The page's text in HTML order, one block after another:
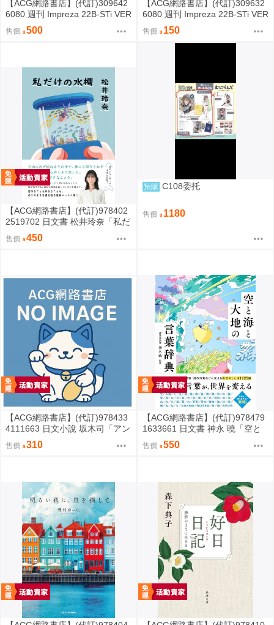
【ACG網路書店】(代訂)309642
6080 週刊 Impreza 22B-STi VER
SION をつくる (2)
售價 500
【ACG網路書店】(代訂)309632
6080 週刊 Impreza 22B-STi VER
SION をつくる (1) 創刊號
售價 150
【ACG網路書店】(代訂)978402
2519702 日文書 松井玲奈「私だ
けの水槽」
售價 450
預購 C108委托
售價 1180
【ACG網路書店】(代訂)978433
4111663 日文小說 坂木司「アン
と幸福」
售價 310
【ACG網路書店】(代訂)978479
1633661 日文書 神永 曉「空と
海と大地の言葉辞典」
售價 550